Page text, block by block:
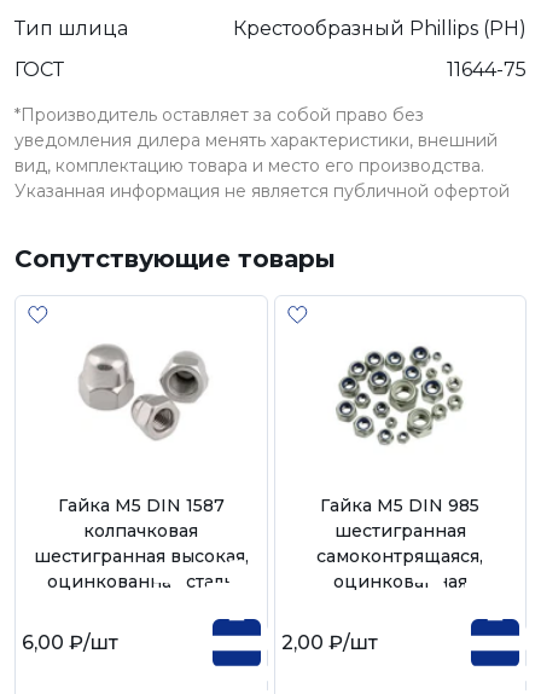
Тип шлица
Крестообразный Phillips (PH)
ГОСТ
11644-75
*Производитель оставляет за собой право без
уведомления дилера менять характеристики, внешний
вид, комплектацию товара и место его производства.
Указанная информация не является публичной офертой
Сопутствующие товары
Гайка М5 DIN 1587
колпачковая
шестигранная высокая,
оцинкованная сталь
6,00 ₽/шт
Гайка М5 DIN 985
шестигранная
самоконтрящаяся,
оцинкованная
2,00 ₽/шт